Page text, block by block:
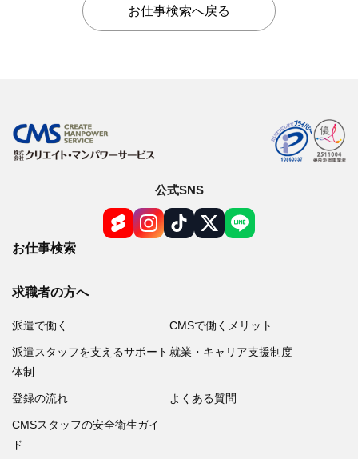
お仕事検索へ戻る
公式SNS
お仕事検索
求職者の方へ
派遣で働く CMSで働くメリット
派遣スタッフを支えるサポート
体制
就業・キャリア支援制度
登録の流れ よくある質問
CMSスタッフの安全衛生ガイ
ド